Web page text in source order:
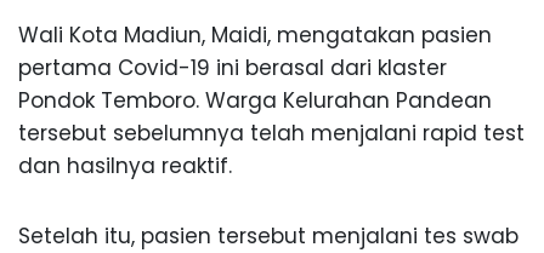
Wali Kota Madiun, Maidi, mengatakan pasien
pertama Covid-19 ini berasal dari klaster
Pondok Temboro. Warga Kelurahan Pandean
tersebut sebelumnya telah menjalani rapid test
dan hasilnya reaktif.
Setelah itu, pasien tersebut menjalani tes swab